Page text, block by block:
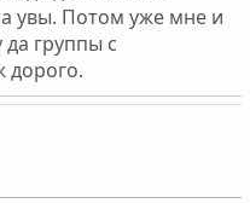
увы. Потом уже мне и
да группы с
дорого.